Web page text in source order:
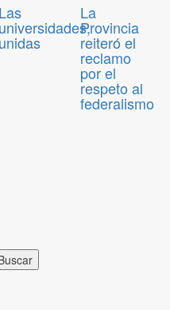
Las
universidades,
unidas
La
Provincia
reiteró el
reclamo
por el
respeto al
federalismo